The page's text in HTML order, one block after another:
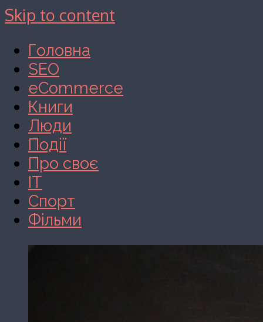
Skip to content
Головна
SEO
eCommerce
Книги
Люди
Події
Про своє
IT
Спорт
Фільми